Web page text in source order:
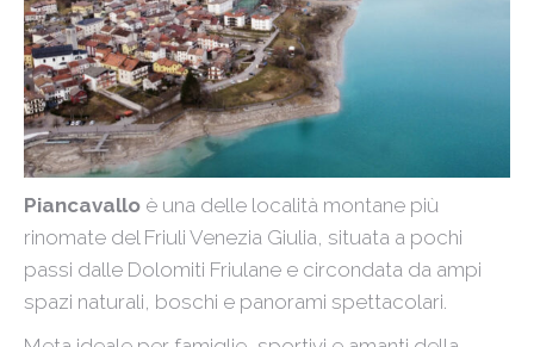
Piancavallo è una delle località montane più
rinomate del Friuli Venezia Giulia, situata a pochi
passi dalle Dolomiti Friulane e circondata da ampi
spazi naturali, boschi e panorami spettacolari.